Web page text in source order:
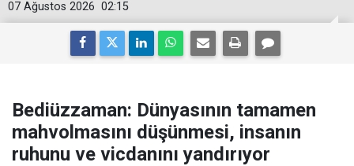
02:15
07 Ağustos 2026
Bediüzzaman: Dünyasının tamamen
mahvolmasını düşünmesi, insanın
ruhunu ve vicdanını yandırıyor